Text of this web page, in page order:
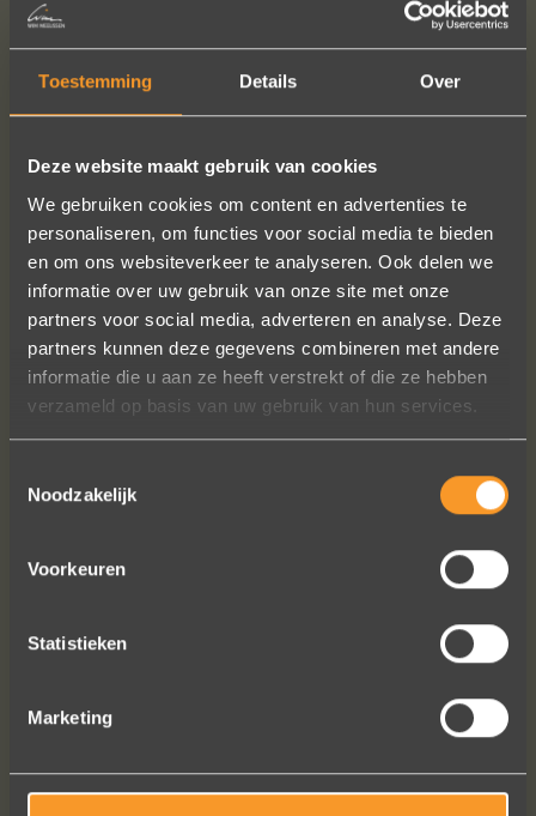
Toestemming Details Over
Deze website maakt gebruik van cookies
We gebruiken cookies om content en advertenties te
personaliseren, om functies voor social media te bieden
en om ons websiteverkeer te analyseren. Ook delen we
informatie over uw gebruik van onze site met onze
partners voor social media, adverteren en analyse. Deze
partners kunnen deze gegevens combineren met andere
informatie die u aan ze heeft verstrekt of die ze hebben
verzameld op basis van uw gebruik van hun services.
Noodzakelijk
Voorkeuren
Statistieken
Marketing
Sieraden online besteld: de ring is
subliem! Zoals altijd! Het maakt mijn
verzameling compleet ??
Ik dank het hele team hartelijk voor dit
prachtige juweeltje, en ook voor jullie
vriendelijkheid tijdens onze
gesprekken!